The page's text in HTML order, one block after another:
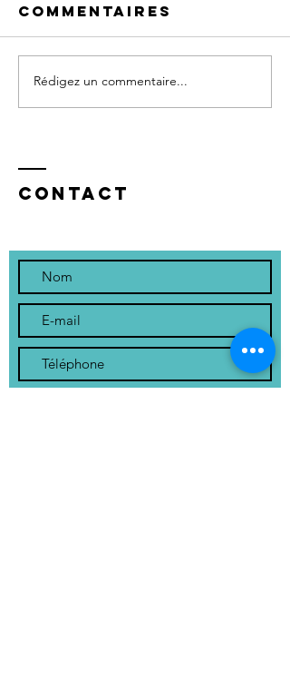
Le 10 Mai 2026
Commentaires
Rédigez un commentaire...
Contact